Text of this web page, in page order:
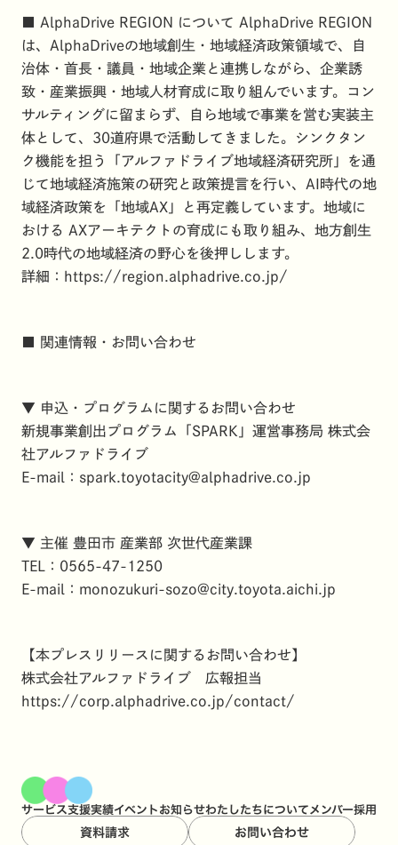
■ AlphaDrive REGION について AlphaDrive REGION
は、AlphaDriveの地域創生・地域経済政策領域で、自
治体・首長・議員・地域企業と連携しながら、企業誘
致・産業振興・地域人材育成に取り組んでいます。コン
サルティングに留まらず、自ら地域で事業を営む実装主
体として、30道府県で活動してきました。シンクタン
ク機能を担う「アルファドライブ地域経済研究所」を通
じて地域経済施策の研究と政策提言を行い、AI時代の地
域経済政策を「地域AX」と再定義しています。地域に
おける AXアーキテクトの育成にも取り組み、地方創生
2.0時代の地域経済の野心を後押しします。
詳細： https://region.alphadrive.co.jp/
■ 関連情報・お問い合わせ
▼ 申込・プログラムに関するお問い合わせ
新規事業創出プログラム「SPARK」運営事務局 株式会
社アルファドライブ
E-mail： spark.toyotacity@alphadrive.co.jp
▼ 主催 豊田市 産業部 次世代産業課
TEL：0565-47-1250
E-mail： monozukuri-sozo@city.toyota.aichi.jp
【本プレスリリースに関するお問い合わせ】
株式会社アルファドライブ 広報担当
https://corp.alphadrive.co.jp/contact/
サービス支援実績イベントお知らせわたしたちについてメンバー採用
資料請求 お問い合わせ